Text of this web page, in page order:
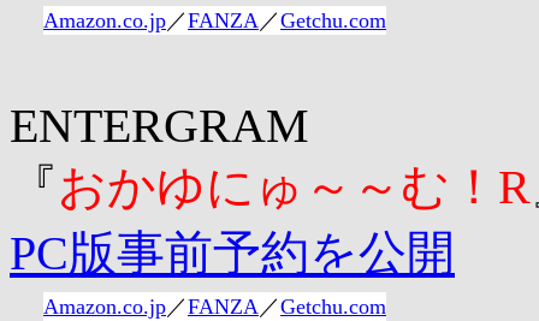
Amazon.co.jp／FANZA／Getchu.com
ENTERGRAM
『おかゆにゅ～～む！R
PC版事前予約を公開
Amazon.co.jp／FANZA／Getchu.com